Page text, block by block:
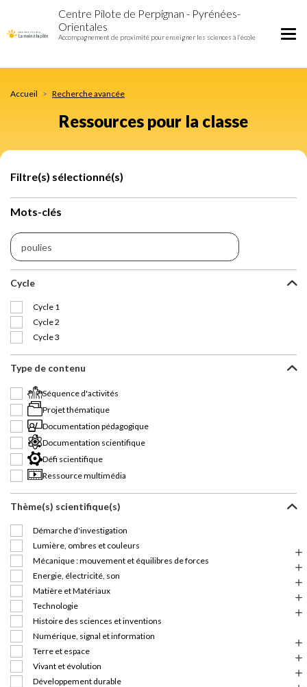
lacontenu
Centre Pilote de Perpignan - Pyrénées-
Orientales
Accompagnement de proximité pour enseigner les sciences à l’école
Accueil Recherche avancée
Ressources pour la classe
Filtre(s) sélectionné(s)
Mots-clés
Cycle
Cycle 1
Cycle 2
Cycle 3
Type de contenu
Séquence d'activités
Projet thématique
Documentation pédagogique
Documentation scientifique
Défi scientifique
Ressource multimédia
Thème(s) scientifique(s)
Démarche d'investigation
Lumière, ombres et couleurs
Mécanique : mouvement et équilibres de forces
Energie, électricité, son
Matière et Matériaux
Technologie
Histoire des sciences et inventions
Numérique, signal et information
Terre et espace
Vivant et évolution
Développement durable